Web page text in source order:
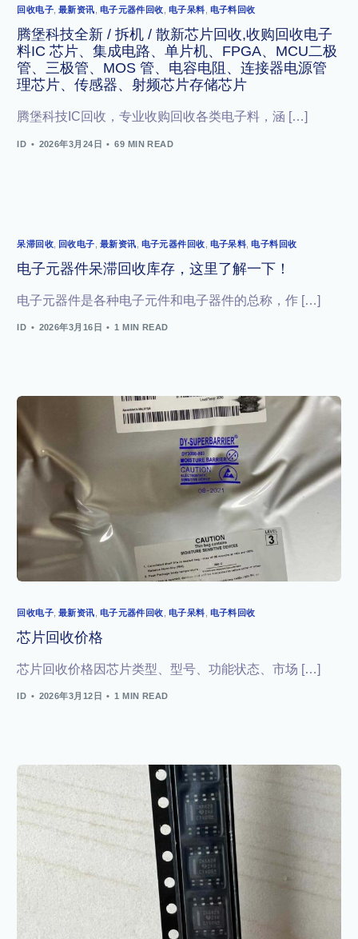
回收电子, 最新资讯 电子元器件回收 电子呆料 电子料回收
腾堡科技全新 / 拆机 / 散新芯片回收,收购回收电子
料IC 芯片、集成电路、单片机、FPGA、MCU二极
管、三极管、MOS 管、电容电阻、连接器电源管
理芯片、传感器、射频芯片存储芯片
腾堡科技IC回收，专业收购回收各类电子料，涵 […]
ID 2026年3月24日 69 MIN READ
呆滞回收, 回收电子 最新资讯 电子元器件回收 电子呆料 ,电子料回收
电子元器件呆滞回收库存，这里了解一下！
电子元器件是各种电子元件和电子器件的总称，作 […]
ID 2026年3月16日 1 MIN READ
回收电子, 最新资讯 电子元器件回收 电子呆料 电子料回收
芯片回收价格
芯片回收价格因芯片类型、型号、功能状态、市场 […]
ID 2026年3月12日 1 MIN READ